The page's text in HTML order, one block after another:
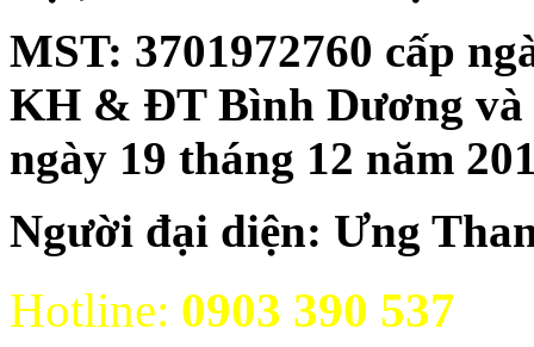
MST: 3701972760 cấp
KH & ĐT Bình Dương
ngày 19 tháng 12 năm
Người đại diện: Ưng
Hotline: 0903 390 537